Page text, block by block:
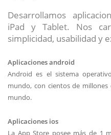
Desarrollamos
iPad y Tablet. Nos
simplicidad, usabilidad y
Aplicaciones android
Android es el sistema
mundo, con cientos de
mundo.
Aplicaciones ios
La App Store posee más de 1